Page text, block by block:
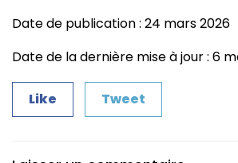
Date de publication : 24 mars 2026
Date de la dernière mise à jour : 6
Like Tweet